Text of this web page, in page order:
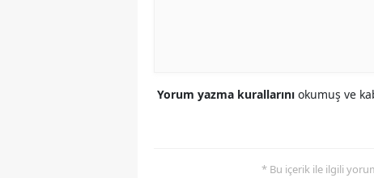
Yorum yazma kurallarını okumuş ve
* Bu içerik ile ilgili